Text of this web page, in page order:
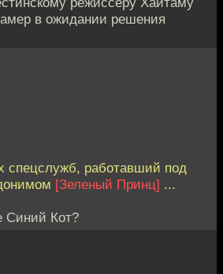
в ожидании решения
спецслужб, работавший под
[Зеленый Принц] ...
Синий Кот?